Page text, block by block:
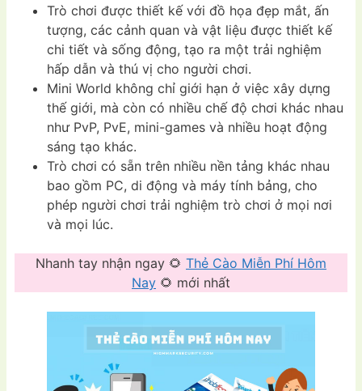
Trò chơi được thiết kế với đồ họa đẹp mắt, ấn
tượng, các cảnh quan và vật liệu được thiết kế
chi tiết và sống động, tạo ra một trải nghiệm
hấp dẫn và thú vị cho người chơi.
Mini World không chỉ giới hạn ở việc xây dựng
thế giới, mà còn có nhiều chế độ chơi khác nhau
như PvP, PvE, mini-games và nhiều hoạt động
sáng tạo khác.
Trò chơi có sẵn trên nhiều nền tảng khác nhau
bao gồm PC, di động và máy tính bảng, cho
phép người chơi trải nghiệm trò chơi ở mọi nơi
và mọi lúc.
Nhanh tay nhận ngay 🌻 Thẻ Cào Miễn Phí Hôm
Nay 🌻 mới nhất